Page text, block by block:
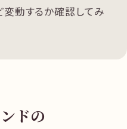
動するか確認してみ
ドの